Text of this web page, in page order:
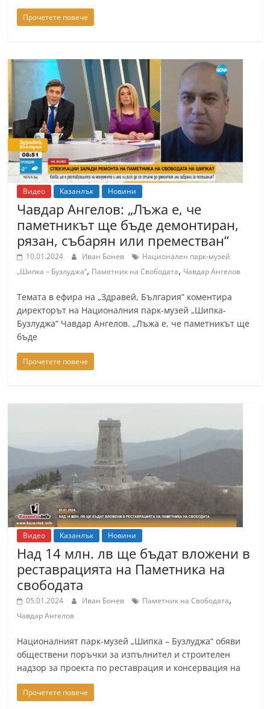
Прочетете повече
Видео Казанлък Новини
Чавдар Ангелов: „Лъжа е, че
паметникът ще бъде демонтиран,
рязан, събарян или преместван“
10.01.2024 Иван Бонев
Национален парк-музей
„Шипка – Бузлуджа“, Паметник на Свободата, Чавдар Ангелов
Темата в ефира на „Здравей, България” коментира
директорът на Националния парк-музей „Шипка-
Бузлуджа“ Чавдар Ангелов. „Лъжа е, че паметникът ще
бъде
Прочетете повече
Видео Казанлък Новини
Над 14 млн. лв ще бъдат вложени в
реставрацията на Паметника на
свободата
05.01.2024 Иван Бонев Паметник на Свободата,
Чавдар Ангелов
Националният парк-музей „Шипка – Бузлуджа“ обяви
обществени поръчки за изпълнител и строителен
надзор за проекта по реставрация и консервация на
Прочетете повече